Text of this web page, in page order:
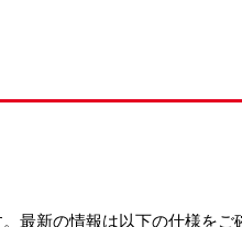
最新の情報は以下の仕様をご